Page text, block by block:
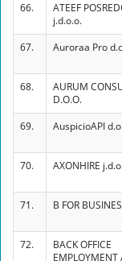
66.
ATEEF
j.d.o.o.
67.
Auroraa Pro
68.
AURUM
D.O.O.
69.
AuspicioAPI
70.
AXONHIRE
71.
B FOR
72.
BACK OFFICE
EMPLOYMENT